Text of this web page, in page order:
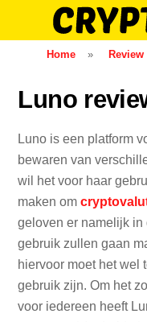
content
Home » Review
Luno
Luno is een platform
bewaren van
wil het voor haar
maken om
geloven er namelijk in
gebruik zullen gaan
hiervoor moet het wel
gebruik zijn. Om het
voor iedereen heeft